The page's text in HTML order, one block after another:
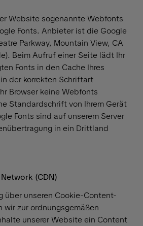
Website sogenannte Webfonts
Fonts. Anbieter ist die Google
Parkway, Mountain View, CA
Beim Aufruf einer Seite lädt Ihr
Fonts in den Cache Ihres
der korrekten Schriftart
Browser keine Webfonts
Standardschrift von Ihrem Gerät
Fonts sind auf unserem Server
in ein Drittland
(CDN)
über unseren Cookie-Content-
wir zur ordnungsgemäßen
unserer Website ein Content